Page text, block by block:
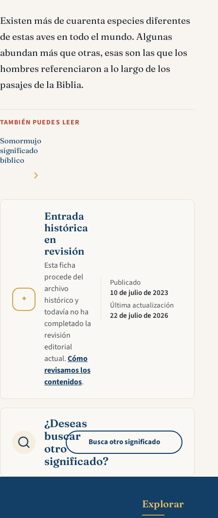
Existen más de cuarenta especies diferentes
de estas aves en todo el mundo. Algunas
abundan más que otras, esas son las que los
hombres referenciaron a lo largo de los
pasajes de la Biblia.
TAMBIÉN PUEDES LEER
Somormujo
significado
bíblico
✦
Entrada
histórica
en
revisión
Esta ficha
procede del
archivo
histórico y
todavía no ha
completado la
revisión
editorial
actual.Cómo
revisamos los
contenidos.
Publicado
10 de julio de 2023
Última actualización
22 de julio de 2026
¿Deseas
buscar
otro
significado?
Busca otro significado
Explorar